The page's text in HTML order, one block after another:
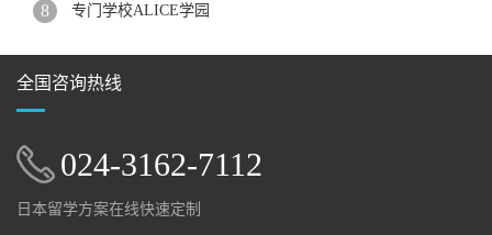
专门学校ALICE学园
全国咨询热线
024-3162-7112
日本留学方案在线快速定制